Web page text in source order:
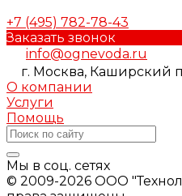
+7 (495) 782-78-43
Заказать звонок
info@ognevoda.ru
г. Москва, Каширский
О компании
Услуги
Помощь
Мы в соц. сетях
© 2009-2026 ООО